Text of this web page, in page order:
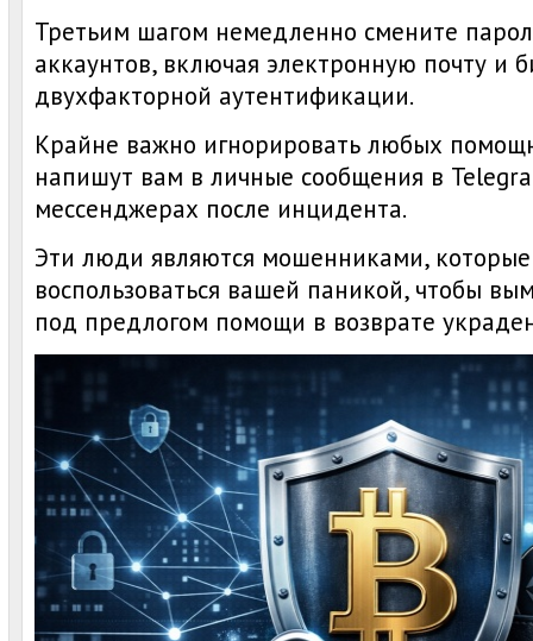
Третьим шагом немедленно смените
аккаунтов, включая электронную почту и
двухфакторной аутентификации.
Крайне важно игнорировать любых
напишут вам в личные сообщения в
мессенджерах после инцидента.
Эти люди являются мошенниками,
воспользоваться вашей паникой, чтобы
под предлогом помощи в возврате